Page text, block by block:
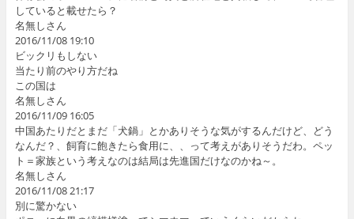
していると載せたら？
名無しさん
2016/11/08 19:10
ビックリもしない
当たり前のやり方だね
この国は
名無しさん
2016/11/09 16:05
中国あたりだとまだ「犬鍋」とかありそうな気がするんだけど、どう
なんだ？、飼育に飽きたら食用に、、って考えがありそうだわ。ペッ
ト＝家族という考えなのは結局は先進国だけなのかね～。
名無しさん
2016/11/08 21:17
別に驚かない